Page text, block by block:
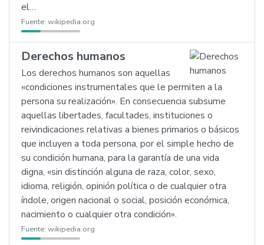
el…
Fuente: wikipedia.org
Derechos humanos
Los derechos humanos son aquellas
«condiciones instrumentales que le permiten a la
persona su realización». En consecuencia subsume
aquellas libertades, facultades, instituciones o
reivindicaciones relativas a bienes primarios o básicos
que incluyen a toda persona, por el simple hecho de
su condición humana, para la garantía de una vida
digna, «sin distinción alguna de raza, color, sexo,
idioma, religión, opinión política o de cualquier otra
índole, origen nacional o social, posición económica,
nacimiento o cualquier otra condición».
Fuente: wikipedia.org